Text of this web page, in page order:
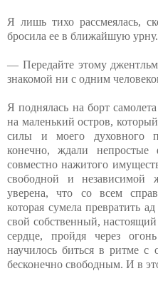
Я лишь тихо рассмеялась,
бросила ее в ближайшую урну.
— Передайте этому
знакомой ни с одним
Я поднялась на борт
на маленький остров,
силы и моего духовного
конечно, ждали непростые
совместно нажитого
свободной и
уверена, что со всем
которая сумела превратить
свой собственный,
сердце, пройдя через
научилось биться в ритме
бесконечно свободным. И в